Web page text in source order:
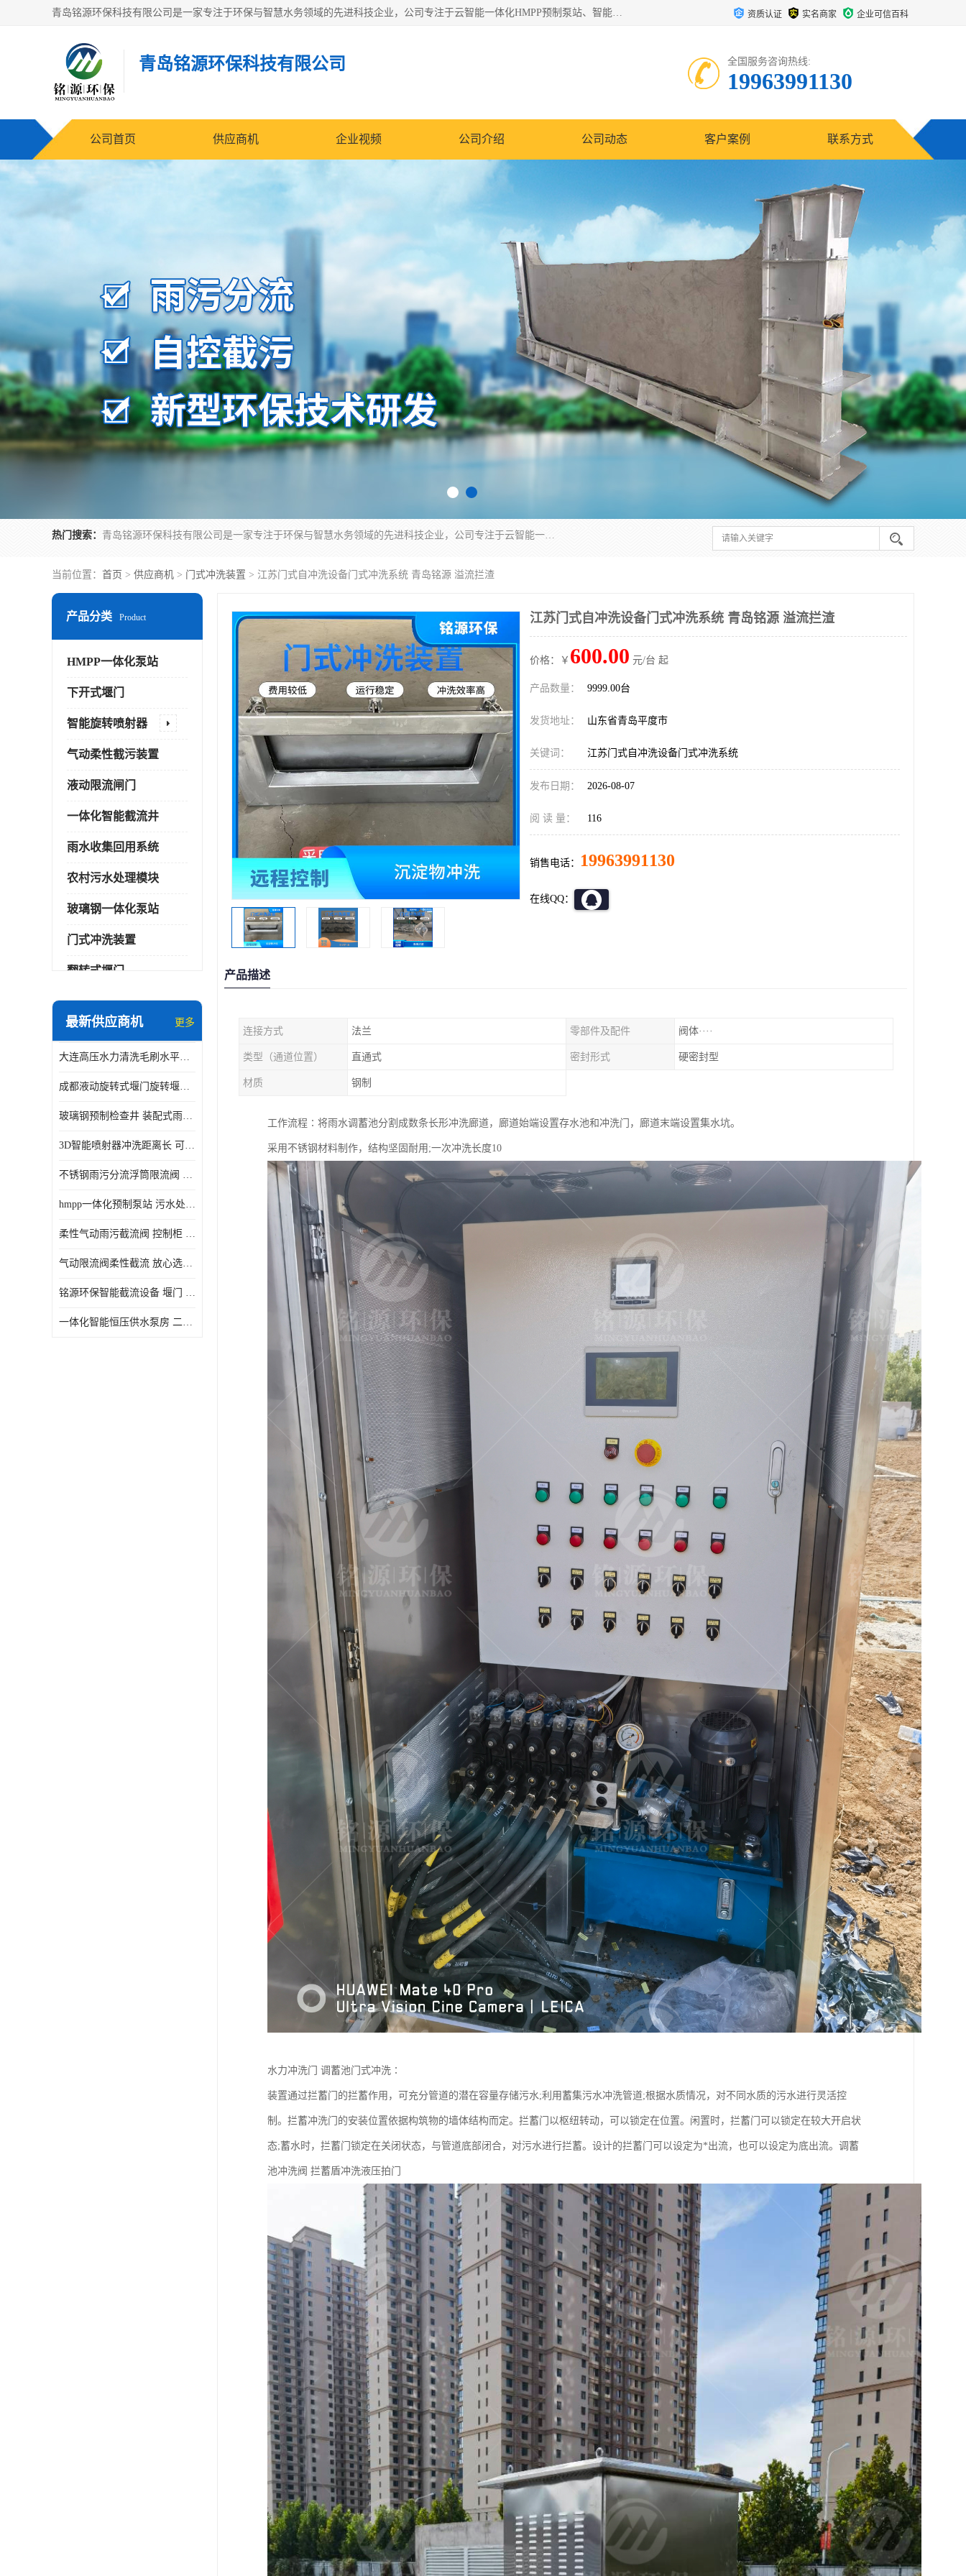
青岛铭源环保科技有限公司是一家专注于环保与智慧水务领域的先进科技企业，公司专注于云智能一体化HMPP预制泵站、智能截流井设备、调蓄池雨洪管理设备、水务循环利用、云智慧水务开发及新型环保技术研发等领域。 资质认证 实名商家 企业可信百科
青岛铭源环保科技有限公司 全国服务咨询热线:
19963991130
公司首页 供应商机 企业视频 公司介绍 公司动态 客户案例 联系方式
热门搜索： 青岛铭源环保科技有限公司是一家专注于环保与智慧水务领域的先进科技企业，公司专注于云智能一体化HMPP预制泵站、智能截流井设备、调蓄池雨洪管理设备、水务循环利用、云智慧水务开发及新型环保技术研发等领域。
当前位置： 首页 > 供应商机 > 门式冲洗装置 > 江苏门式自冲洗设备门式冲洗系统 青岛铭源 溢流拦渣
产品分类 Product
HMPP一体化泵站
下开式堰门
智能旋转喷射器
气动柔性截污装置
液动限流闸门
一体化智能截流井
雨水收集回用系统
农村污水处理模块
玻璃钢一体化泵站
门式冲洗装置
翻转式堰门
智能一体化雨水泵站
智能一体化供水泵房
智能一体化净水设备
最新供应商机 更多
大连高压水力清洗毛刷水平自清洁滚刷 水力自动冲洗系统 水力清洗
成都液动旋转式堰门旋转堰门 自动控制 SUS304
玻璃钢预制检查井 装配式雨水污水井 初期弃流井 源头厂家
3D智能喷射器冲洗距离长 可270度旋转 高强度水压远距离喷洗
不锈钢雨污分流浮筒限流阀 DN150-DN1000 品质可信
hmpp一体化预制泵站 污水处理系统 乡镇学校市政排水 厂家供应
柔性气动雨污截流阀 控制柜 远程控制安全性高检修方便
气动限流阀柔性截流 放心选购 控源截污铭源环保
铭源环保智能截流设备 堰门 铸铁调节闸门作用 源头商家 可定制
一体化智能恒压供水泵房 二次加压供水设备户外智慧泵房
江苏门式自冲洗设备门式冲洗系统 青岛铭源 溢流拦渣
价格：￥ 600.00 元/台 起
产品数量： 9999.00台
发货地址： 山东省青岛平度市
关键词： 江苏门式自冲洗设备门式冲洗系统
发布日期： 2026-08-07
阅 读 量： 116
销售电话： 19963991130
在线QQ：
产品描述
连接方式 法兰 零部件及配件 阀体····
类型（通道位置） 直通式 密封形式 硬密封型
材质 钢制
工作流程∶将雨水调蓄池分割成数条长形冲洗廊道，廊道始端设置存水池和冲洗门，廊道末端设置集水坑。
采用不锈钢材料制作，结构坚固耐用;一次冲洗长度10
水力冲洗门 调蓄池门式冲洗∶
装置通过拦蓄门的拦蓄作用，可充分管道的潜在容量存储污水;利用蓄集污水冲洗管道;根据水质情况，对不同水质的污水进行灵活控
制。拦蓄冲洗门的安装位置依据构筑物的墙体结构而定。拦蓄门以枢纽转动，可以锁定在位置。闲置时，拦蓄门可以锁定在较大开启状
态;蓄水时，拦蓄门锁定在关闭状态，与管道底部闭合，对污水进行拦蓄。设计的拦蓄门可以设定为*出流，也可以设定为底出流。调蓄
池冲洗阀 拦蓄盾冲洗液压拍门